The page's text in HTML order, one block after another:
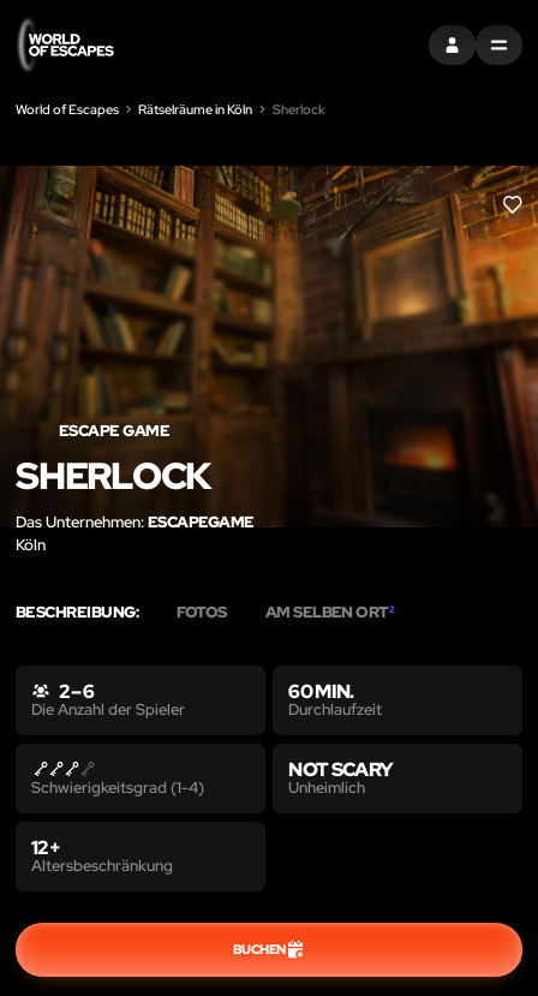
EINTRAGEN
MENU
World of Escapes Rätselräume in Köln Sherlock
LIKE
ESCAPE GAME
SHERLOCK
Das Unternehmen:ESCAPEGAME
Köln
BESCHREIBUNG: FOTOS AM SELBEN ORT2
2 – 6
Die Anzahl der Spieler
60 MIN.
Durchlaufzeit
Schwierigkeitsgrad (1-4)
NOT SCARY
Unheimlich
12+
Altersbeschränkung
BUCHEN